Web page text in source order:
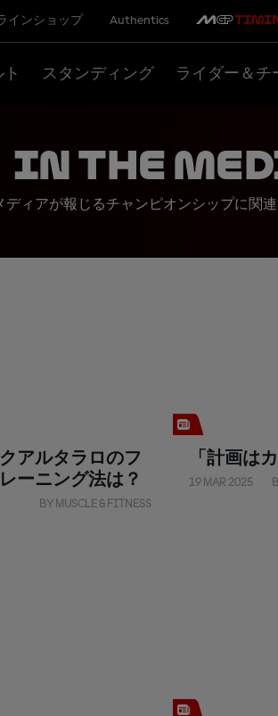
インショップ Authentics
ト スタンディング ライダー＆チ
In the
ディアが報じるチャンピオンシップに関
アルタラロのフ
ーニング法は？
BY MUSCLE & FITNESS
「計画は
19 MAR 2025